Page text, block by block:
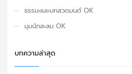
ธรรมะและบทสวดมนต์ OK
มุมนักสะสม OK
บทความล่าสุด